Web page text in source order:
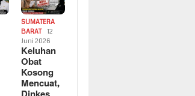
SUMATERA
BARAT
12
Juni 2026
Keluhan
Obat
Kosong
Mencuat,